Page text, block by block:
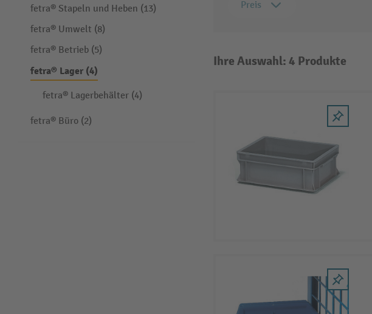
fetra® Stapeln und Heben (13)
fetra® Umwelt (8)
fetra® Betrieb (5)
fetra® Lager (4)
fetra® Lagerbehälter (4)
fetra® Büro (2)
Preis
Ihre Auswahl: 4 Produkte